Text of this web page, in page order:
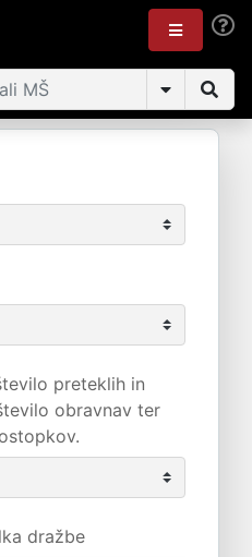
preteklih in
obravnav ter
dražbe